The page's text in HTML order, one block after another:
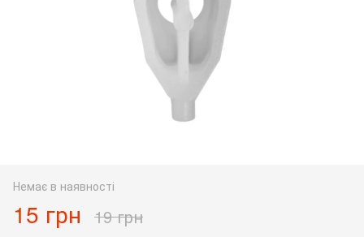
Немає в наявності
15 грн 19 грн